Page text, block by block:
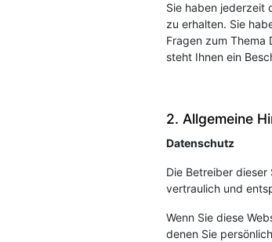
Sie haben jederzeit
zu erhalten. Sie
Fragen zum Thema
steht Ihnen ein
2. Allgemeine
Datenschutz
Die Betreiber
vertraulich und
Wenn Sie diese
denen Sie